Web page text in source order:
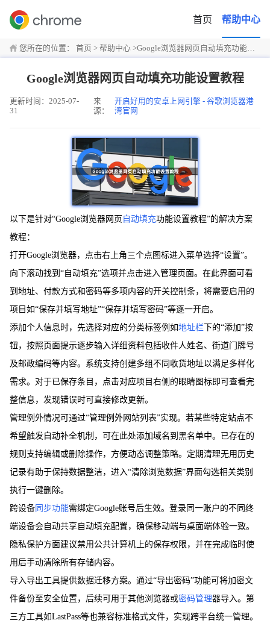
首页 帮助中心
您所在的位置： 首页 > 帮助中心 >Google浏览器网页自动填充功能设置教程
Google浏览器网页自动填充功能设置教程
更新时间：2025-07-
31
来
源：
开启好用的安卓上网引擎 - 谷歌浏览器港
湾官网
以下是针对“Google浏览器网页 自动填充功能设置教程”的解决方案
教程：
打开Google浏览器，点击右上角三个点图标进入菜单选择“设置”。
向下滚动找到“自动填充”选项并点击进入管理页面。在此界面可看
到地址、付款方式和密码等多项内容的开关控制条，将需要启用的
项目如“保存并填写地址”“保存并填写密码”等逐一开启。
添加个人信息时，先选择对应的分类标签例如地址栏 下的“添加”按
钮，按照页面提示逐步输入详细资料包括收件人姓名、街道门牌号
及邮政编码等内容。系统支持创建多组不同收货地址以满足多样化
需求。对于已保存条目，点击对应项目右侧的眼睛图标即可查看完
整信息，发现错误时可直接修改更新。
管理例外情况可通过“管理例外网站列表”实现。若某些特定站点不
希望触发自动补全机制，可在此处添加域名到黑名单中。已存在的
规则支持编辑或删除操作，方便动态调整策略。定期清理无用历史
记录有助于保持数据整洁，进入“清除浏览数据”界面勾选相关类别
执行一键删除。
跨设备 同步功能需绑定Google账号后生效。登录同一账户的不同终
端设备会自动共享自动填充配置，确保移动端与桌面端体验一致。
隐私保护方面建议禁用公共计算机上的保存权限，并在完成临时使
用后手动清除所有存储内容。
导入导出工具提供数据迁移方案。通过“导出密码”功能可将加密文
件备份至安全位置，后续可用于其他浏览器或密码管理器导入。第
三方工具如LastPass等也兼容标准格式文件，实现跨平台统一管理。